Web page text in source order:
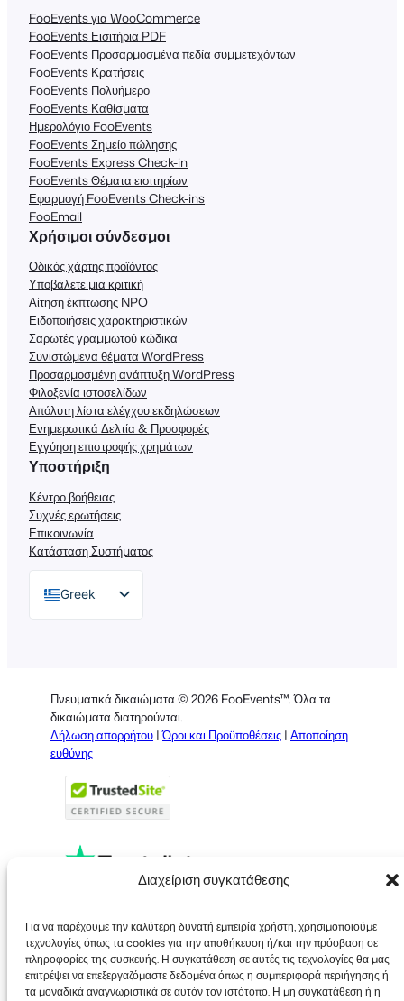
Διαχείριση συγκατάθεσης
Για να παρέχουμε την καλύτερη δυνατή εμπειρία χρήστη, χρησιμοποιούμε
τεχνολογίες όπως τα cookies για την αποθήκευση ή/και την πρόσβαση σε
πληροφορίες της συσκευής. Η συγκατάθεση σε αυτές τις τεχνολογίες θα μας
επιτρέψει να επεξεργαζόμαστε δεδομένα όπως η συμπεριφορά περιήγησης ή
τα μοναδικά αναγνωριστικά σε αυτόν τον ιστότοπο. Η μη συγκατάθεση ή η
FooEvents για WooCommerce
FooEvents Εισιτήρια PDF
FooEvents Προσαρμοσμένα πεδία συμμετεχόντων
FooEvents Κρατήσεις
FooEvents Πολυήμερο
FooEvents Καθίσματα
Ημερολόγιο FooEvents
FooEvents Σημείο πώλησης
FooEvents Express Check-in
FooEvents Θέματα εισιτηρίων
Εφαρμογή FooEvents Check-ins
FooEmail
Χρήσιμοι σύνδεσμοι
Οδικός χάρτης προϊόντος
Υποβάλετε μια κριτική
Αίτηση έκπτωσης NPO
Ειδοποιήσεις χαρακτηριστικών
Σαρωτές γραμμωτού κώδικα
Συνιστώμενα θέματα WordPress
Προσαρμοσμένη ανάπτυξη WordPress
Φιλοξενία ιστοσελίδων
Απόλυτη λίστα ελέγχου εκδηλώσεων
Ενημερωτικά Δελτία & Προσφορές
Εγγύηση επιστροφής χρημάτων
Υποστήριξη
Κέντρο βοήθειας
Συχνές ερωτήσεις
Επικοινωνία
Κατάσταση Συστήματος
Greek
English
Spanish
Italian
Portuguese
French
Πνευματικά δικαιώματα © 2026 FooEvents™. Όλα τα
δικαιώματα διατηρούνται.
Δήλωση απορρήτου |Όροι και Προϋποθέσεις | Αποποίηση
ευθύνης
X